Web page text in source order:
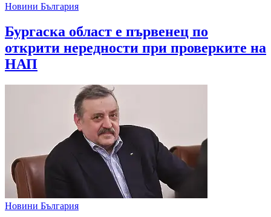
Новини България
Бургаска област е първенец по
открити нередности при проверките на
НАП
Новини България